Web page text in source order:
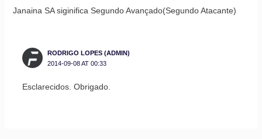
Janaina SA siginifica Segundo Avançado(Segundo Atacante)
RODRIGO LOPES (ADMIN)
2014-09-08 AT 00:33
Esclarecidos. Obrigado.